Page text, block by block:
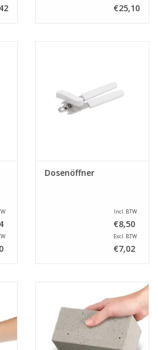
€25,10
Dosenöffner
Incl. BTW
€8,50
Excl. BTW
€7,02